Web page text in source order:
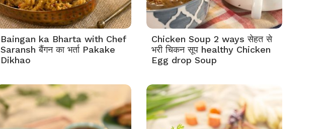
Baingan ka Bharta with Chef
Saransh बैंगन का भर्ता Pakake
Dikhao
Chicken Soup 2 ways सेहत से
भरी चिकन सूप healthy Chicken
Egg drop Soup